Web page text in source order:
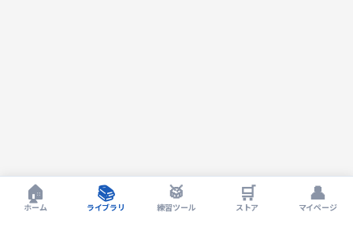
🏠
ホーム
📚
ライブラリ
🥁
練習ツール
🛒
ストア
👤
マイページ